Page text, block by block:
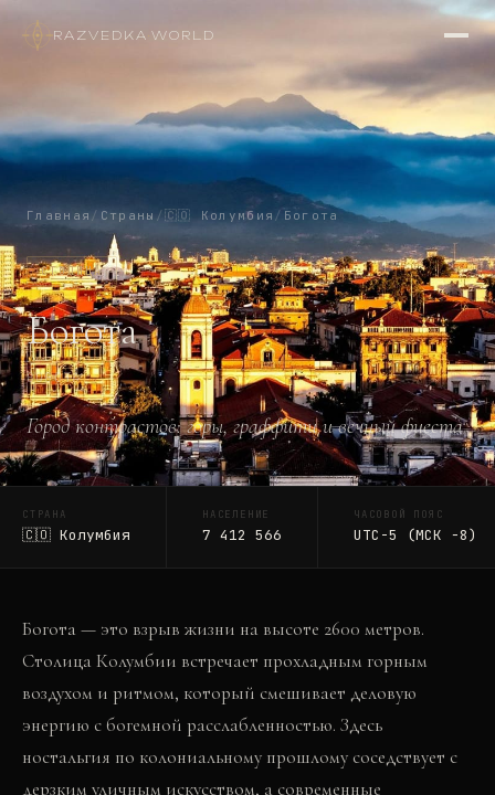
RAZVEDKA·WORLD
Главная / Страны / 🇨🇴 Колумбия / Богота
СТОЛИЦА
Богота
BOGOTÁ
Город контрастов: горы, граффити и вечный фиеста
СТРАНА
🇨🇴 Колумбия
НАСЕЛЕНИЕ
7 412 566
ЧАСОВОЙ ПОЯС
UTC-5 (МСК −8)
Богота — это взрыв жизни на высоте 2600 метров.
Столица Колумбии встречает прохладным горным
воздухом и ритмом, который смешивает деловую
энергию с богемной расслабленностью. Здесь
ностальгия по колониальному прошлому соседствует с
дерзким уличным искусством, а современные